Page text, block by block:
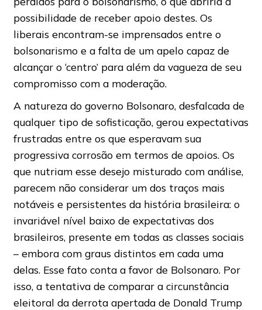
possibilidade de receber apoio destes. Os
liberais encontram-se imprensados entre o
bolsonarismo e a falta de um apelo capaz de
alcançar o ‘centro’ para além da vagueza de seu
compromisso com a moderação.
A natureza do governo Bolsonaro, desfalcada de
qualquer tipo de sofisticação, gerou expectativas
frustradas entre os que esperavam sua
progressiva corrosão em termos de apoios. Os
que nutriam esse desejo misturado com análise,
parecem não considerar um dos traços mais
notáveis e persistentes da história brasileira: o
invariável nível baixo de expectativas dos
brasileiros, presente em todas as classes sociais
– embora com graus distintos em cada uma
delas. Esse fato conta a favor de Bolsonaro. Por
isso, a tentativa de comparar a circunstância
eleitoral da derrota apertada de Donald Trump